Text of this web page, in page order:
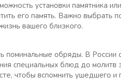
установки памятника
его память. Важно выбрать
вашего близкого.
поминальные обряды. В России
специальных блюд до
чтобы вспомнить ушедшего